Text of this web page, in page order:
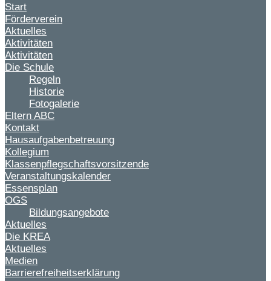
Start
Förderverein
Aktuelles
Aktivitäten
Aktivitäten
Die Schule
Regeln
Historie
Fotogalerie
Eltern ABC
Kontakt
Hausaufgabenbetreuung
Kollegium
Klassenpflegschaftsvorsitzende
Veranstaltungskalender
Essensplan
OGS
Bildungsangebote
Aktuelles
Die KREA
Aktuelles
Medien
Barrierefreiheitserklärung